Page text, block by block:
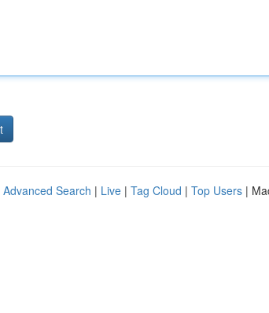
Advanced Search | Live | Tag Cloud | Top Users |